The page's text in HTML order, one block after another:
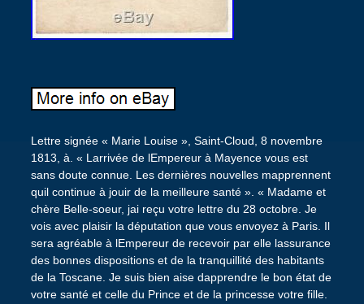
Lettre signée « Marie Louise », Saint-Cloud, 8 novembre
1813, à. « Larrivée de lEmpereur à Mayence vous est
sans doute connue. Les dernières nouvelles mapprennent
quil continue à jouir de la meilleure santé ». « Madame et
chère Belle-soeur, jai reçu votre lettre du 28 octobre. Je
vois avec plaisir la députation que vous envoyez à Paris. Il
sera agréable à lEmpereur de recevoir par elle lassurance
des bonnes dispositions et de la tranquillité des habitants
de la Toscane. Je suis bien aise dapprendre le bon état de
votre santé et celle du Prince et de la princesse votre fille.